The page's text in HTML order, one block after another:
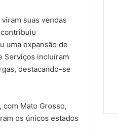
suas vendas
uma expansão de
Serviços incluíram
destacando-se
Mato Grosso,
os únicos estados